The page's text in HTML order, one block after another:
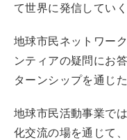
て世界に発信してい
地球市民ネットワー
ンティアの疑問にお
ターンシップを通じ
地球市民活動事業で
化交流の場を通じて